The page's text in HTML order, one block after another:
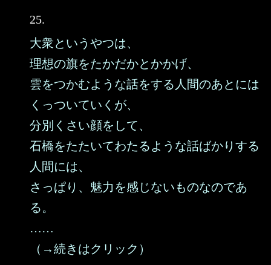
25.
大衆というやつは、
理想の旗をたかだかとかかげ、
雲をつかむような話をする人間のあとには
くっついていくが、
分別くさい顔をして、
石橋をたたいてわたるような話ばかりする
人間には、
さっぱり、魅力を感じないものなのであ
る。
……
（→続きはクリック）